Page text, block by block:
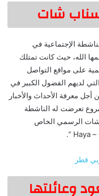
شات
الإجتماعية في
الله، حيث كانت تمتلك
على مواقع التواصل
لديهم الفضول الكبير في
معرفة الأحداث والأخبار
تعرضت له الناشطة
شات الرسمي الخاص
قطر
وعائلتها